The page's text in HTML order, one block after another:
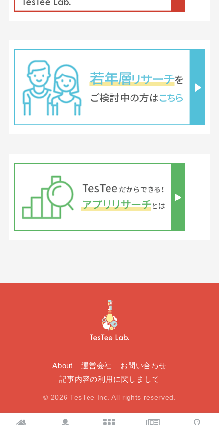
About 運営会社
お問い合わせ
記事内容の利用に関しまして
© 2026 TesTee Inc. All rights reserved.